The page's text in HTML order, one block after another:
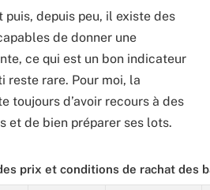
puis, depuis peu, il existe des
de donner une
ce qui est un bon indicateur
reste rare. Pour moi, la
toujours d’avoir recours à des
et de bien préparer ses lots.
prix et conditions de rachat des